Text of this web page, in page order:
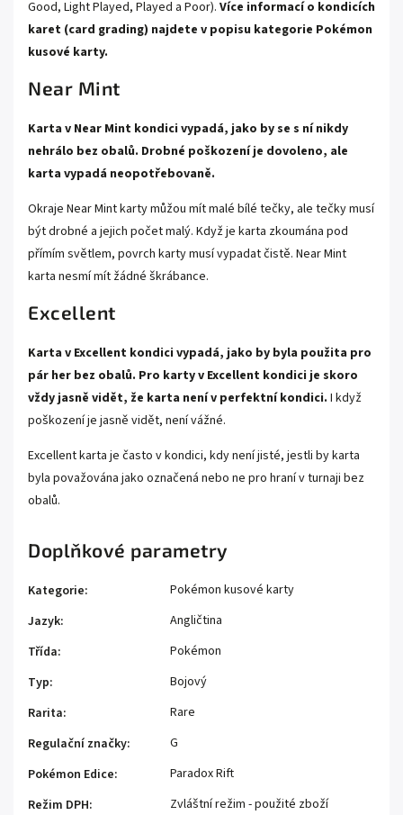
Good, Light Played, Played a Poor). Více informací o kondicích
karet (card grading) najdete v popisu kategorie Pokémon
kusové karty.
Near Mint
Karta v Near Mint kondici vypadá, jako by se s ní nikdy
nehrálo bez obalů. Drobné poškození je dovoleno, ale
karta vypadá neopotřebovaně.
Okraje Near Mint karty můžou mít malé bílé tečky, ale tečky musí
být drobné a jejich počet malý. Když je karta zkoumána pod
přímím světlem, povrch karty musí vypadat čistě. Near Mint
karta nesmí mít žádné škrábance.
Excellent
Karta v Excellent kondici vypadá, jako by byla použita pro
pár her bez obalů. Pro karty v Excellent kondici je skoro
vždy jasně vidět, že karta není v perfektní kondici. I když
poškození je jasně vidět, není vážné.
Excellent karta je často v kondici, kdy není jisté, jestli by karta
byla považována jako označená nebo ne pro hraní v turnaji bez
obalů.
Doplňkové parametry
Kategorie:
Pokémon kusové karty
Jazyk:
Angličtina
Třída:
Pokémon
Typ:
Bojový
Rarita:
Rare
Regulační značky:
G
Pokémon Edice:
Paradox Rift
Režim DPH: Zvláštní režim - použité zboží